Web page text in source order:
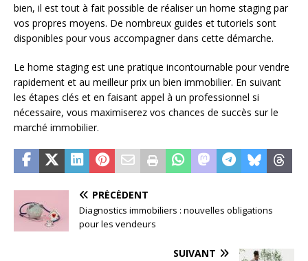
bien, il est tout à fait possible de réaliser un home staging par
vos propres moyens. De nombreux guides et tutoriels sont
disponibles pour vous accompagner dans cette démarche.
Le home staging est une pratique incontournable pour vendre
rapidement et au meilleur prix un bien immobilier. En suivant
les étapes clés et en faisant appel à un professionnel si
nécessaire, vous maximiserez vos chances de succès sur le
marché immobilier.
PRÉCÉDENT
Diagnostics immobiliers : nouvelles obligations
pour les vendeurs
SUIVANT